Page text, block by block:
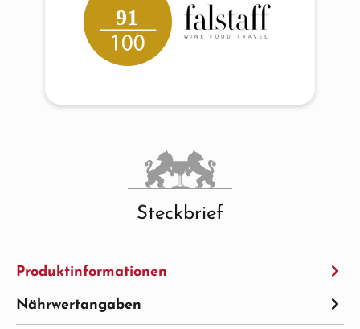
91
Steckbrief
Produktinformationen
Nährwertangaben